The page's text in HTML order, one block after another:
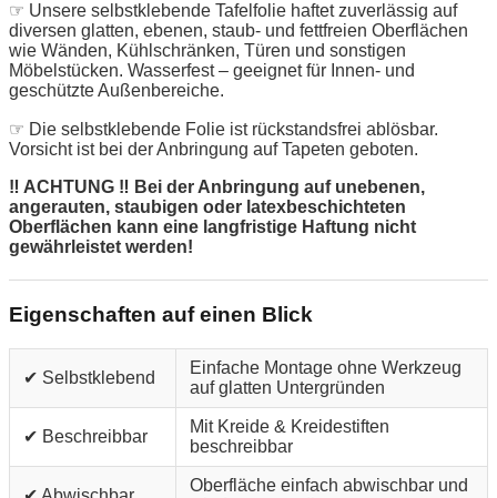
☞ Unsere selbstklebende Tafelfolie haftet zuverlässig auf
diversen glatten, ebenen, staub- und fettfreien Oberflächen
wie Wänden, Kühlschränken, Türen und sonstigen
Möbelstücken. Wasserfest – geeignet für Innen- und
geschützte Außenbereiche.
☞ Die selbstklebende Folie ist rückstandsfrei ablösbar.
Vorsicht ist bei der Anbringung auf Tapeten geboten.
‼ ACHTUNG ‼ Bei der Anbringung auf unebenen,
angerauten, staubigen oder latexbeschichteten
Oberflächen kann eine langfristige Haftung nicht
gewährleistet werden!
Eigenschaften auf einen Blick
✔ Selbstklebend
Einfache Montage ohne Werkzeug
auf glatten Untergründen
✔ Beschreibbar
Mit Kreide & Kreidestiften
beschreibbar
Oberfläche einfach abwischbar und